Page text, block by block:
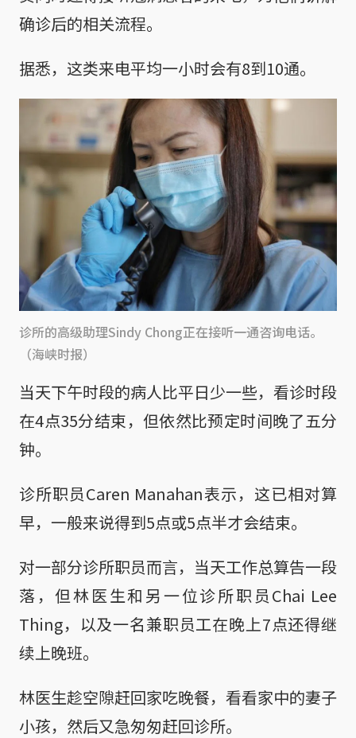
确诊后的相关流程。
据悉，这类来电平均一小时会有8到10通。
诊所的高级助理Sindy Chong正在接听一通咨询电话。
（海峡时报）
当天下午时段的病人比平日少一些，看诊时段
在4点35分结束，但依然比预定时间晚了五分
钟。
诊所职员Caren Manahan表示，这已相对算
早，一般来说得到5点或5点半才会结束。
对一部分诊所职员而言，当天工作总算告一段
落，但林医生和另一位诊所职员Chai Lee
Thing，以及一名兼职员工在晚上7点还得继
续上晚班。
林医生趁空隙赶回家吃晚餐，看看家中的妻子
小孩，然后又急匆匆赶回诊所。